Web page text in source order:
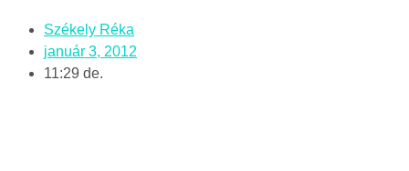
Székely Réka
január 3, 2012
11:29 de.